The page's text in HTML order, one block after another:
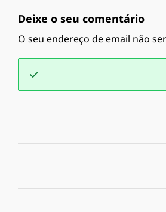
Deixe o seu comentário
O seu endereço de email não